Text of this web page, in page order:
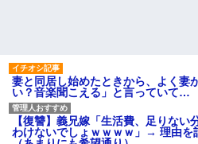
果・・・
私「初めて飲む味だけどなん
のお茶？」彼「ちっ！」私「」
【GIF】JSのカンチョーワロ
タ
妻と同居し始めたときから、よく妻
い？音楽聞こえる」と言っていて…
【復讐】義兄嫁「生活費、足りな
わけないでしょｗｗｗｗ」→ 理由を